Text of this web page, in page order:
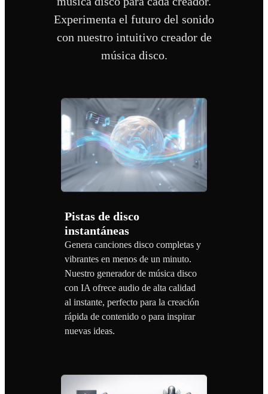
Experimenta el futuro del sonido
con nuestro intuitivo creador de
música disco.
Pistas de disco
instantáneas
Genera canciones disco completas y
vibrantes en menos de un minuto.
Nuestro generador de música disco
con IA ofrece audio de alta calidad
al instante, perfecto para la creación
rápida de contenido o para inspirar
nuevas ideas.